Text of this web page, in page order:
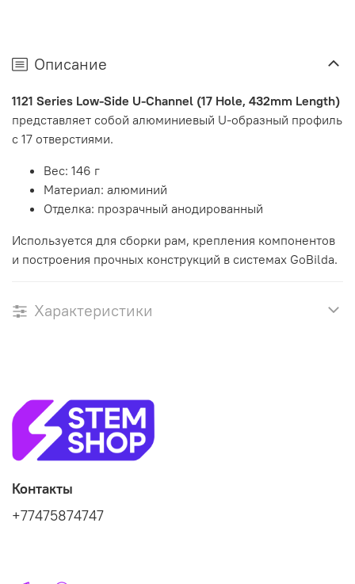
Описание
1121 Series Low-Side U-Channel (17 Hole, 432mm Length)
представляет собой алюминиевый U-образный профиль
с 17 отверстиями.
Вес: 146 г
Материал: алюминий
Отделка: прозрачный анодированный
Используется для сборки рам, крепления компонентов
и построения прочных конструкций в системах GoBilda.
Характеристики
Контакты
+77475874747